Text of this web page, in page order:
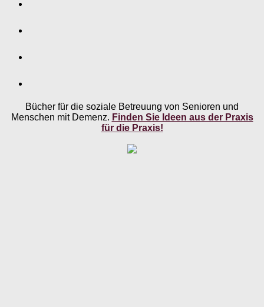
Bücher für die soziale Betreuung von Senioren und
Menschen mit Demenz. Finden Sie Ideen aus der Praxis
für die Praxis!